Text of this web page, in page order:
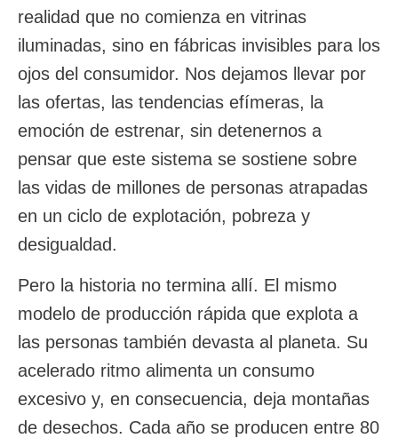
realidad que no comienza en vitrinas
iluminadas, sino en fábricas invisibles para los
ojos del consumidor. Nos dejamos llevar por
las ofertas, las tendencias efímeras, la
emoción de estrenar, sin detenernos a
pensar que este sistema se sostiene sobre
las vidas de millones de personas atrapadas
en un ciclo de explotación, pobreza y
desigualdad.
Pero la historia no termina allí. El mismo
modelo de producción rápida que explota a
las personas también devasta al planeta. Su
acelerado ritmo alimenta un consumo
excesivo y, en consecuencia, deja montañas
de desechos. Cada año se producen entre 80